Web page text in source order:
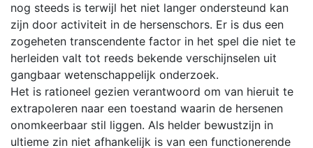
nog steeds is terwijl het niet langer ondersteund kan
zijn door activiteit in de hersenschors. Er is dus een
zogeheten transcendente factor in het spel die niet te
herleiden valt tot reeds bekende verschijnselen uit
gangbaar wetenschappelijk onderzoek.
Het is rationeel gezien verantwoord om van hieruit te
extrapoleren naar een toestand waarin de hersenen
onomkeerbaar stil liggen. Als helder bewustzijn in
ultieme zin niet afhankelijk is van een functionerende